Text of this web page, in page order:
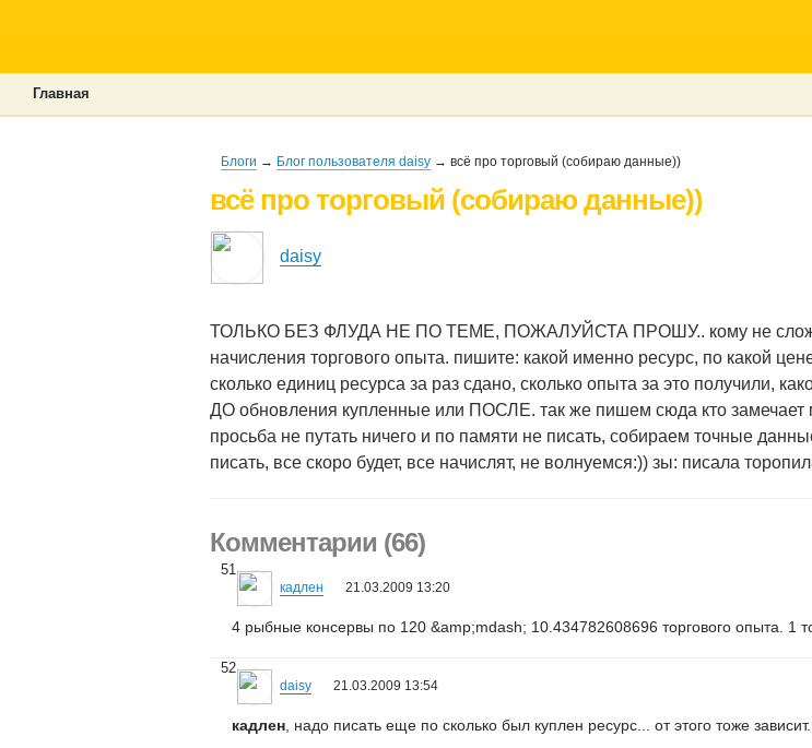
Главная
Блоги → Блог пользователя daisy → всё про торговый (собираю данные))
всё про торговый (собираю данные))
daisy
ТОЛЬКО БЕЗ ФЛУДА НЕ ПО ТЕМЕ, ПОЖАЛУЙСТА ПРОШУ.. кому не
начисления торгового опыта. пишите: какой именно ресурс, по какой
сколько единиц ресурса за раз сдано, сколько опыта за это получили,
ДО обновления купленные или ПОСЛЕ. так же пишем сюда кто замечает
просьба не путать ничего и по памяти не писать, собираем точные
писать, все скоро будет, все начислят, не волнуемся:)) зы: писала
Комментарии (66)
51
кадлен 21.03.2009 13:20
4 рыбные консервы по 120 &amp;mdash; 10.434782608696 торгового опыта. 1
52
daisy 21.03.2009 13:54
кадлен , надо писать еще по сколько был куплен ресурс... от этого тоже зависит.